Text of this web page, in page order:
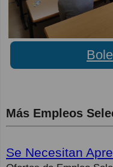
Más Empleos
Se Necesitan